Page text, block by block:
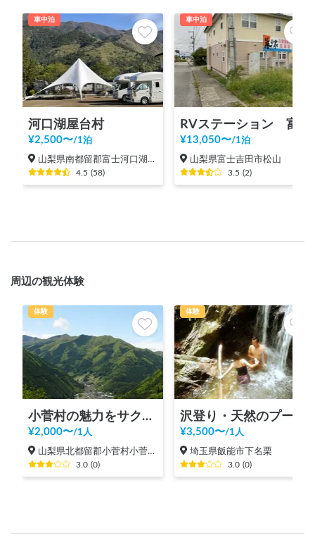
車中泊
河口湖屋台村
¥2,500〜/1泊
山梨県南都留郡富士河口湖町河口
4.5 (58)
車中泊
¥13,050〜/1泊
山梨県富士吉田市松山
3.5 (2)
周辺の観光体験
体験
小菅村の魅力をサクッと体験！KOSUGEビレッジツアー！
¥2,000〜/1人
山梨県北都留郡小菅村小菅村（６６４以上）
3.0 (0)
体験
¥3,500〜/1人
埼玉県飯能市下名栗
3.0 (0)